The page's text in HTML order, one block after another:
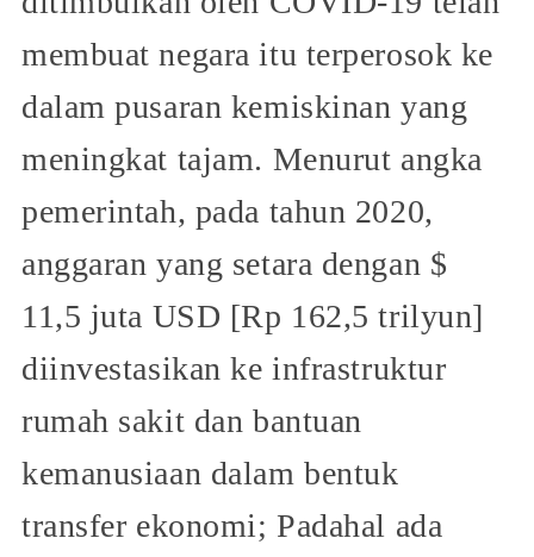
membuat negara itu terperosok ke
dalam pusaran kemiskinan yang
meningkat tajam. Menurut angka
pemerintah, pada tahun 2020,
anggaran yang setara dengan $
11,5 juta USD [Rp 162,5 trilyun]
diinvestasikan ke infrastruktur
rumah sakit dan bantuan
kemanusiaan dalam bentuk
transfer ekonomi; Padahal ada